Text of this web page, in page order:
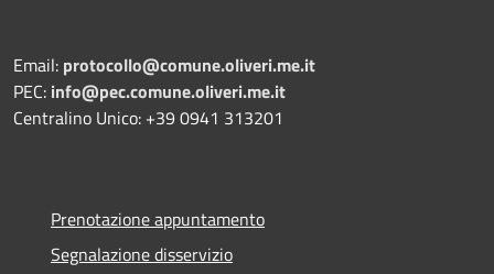
Email: protocollo@comune.oliveri.me.it
PEC: info@pec.comune.oliveri.me.it
Centralino Unico: +39 0941 313201
Prenotazione appuntamento
Segnalazione disservizio